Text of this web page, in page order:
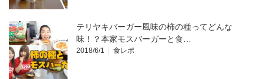
テリヤキバーガー風味の柿の種ってどんな
味！？本家モスバーガーと食…
2018/6/1 食レポ